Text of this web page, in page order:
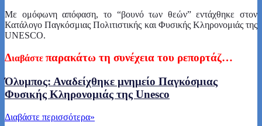
Με ομόφωνη απόφαση, το “βουνό των θεών” εντάχθηκε στον
Κατάλογο Παγκόσμιας Πολιτιστικής και Φυσικής Κληρονομιάς της
UNESCO.
Διαβάστε παρακάτω τη συνέχεια του ρεπορτάζ…
Όλυμπος: Αναδείχθηκε μνημείο Παγκόσμιας
Φυσικής Κληρονομιάς της Unesco
Διαβάστε περισσότερα»